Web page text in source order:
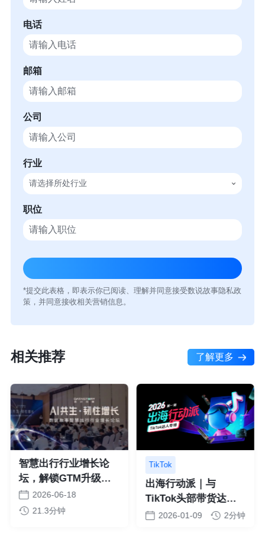
电话
邮箱
公司
行业
请选择所处行业
职位
*提交此表格，即表示你已阅读、理解并同意接受数说故事隐私政
策，并同意接收相关营销信息。
相关推荐 了解更多
智慧出行行业增长论
坛，解锁GTM升级、
品牌心智与AI营销落地
2026-06-18
21.3分钟
TikTok
出海行动派｜与
TikTok头部带货达人
面对面，抓爆品逻辑
2026-01-09 2分钟